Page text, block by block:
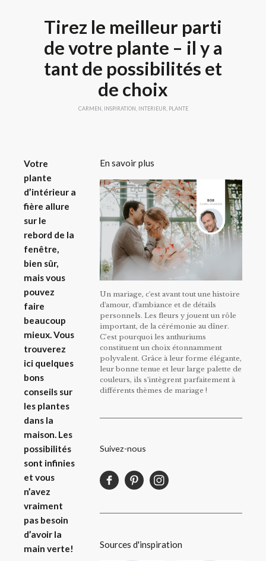
Tirez le meilleur parti
de votre plante – il y a
tant de possibilités et
de choix
CARMEN INSPIRATION INTERIEUR PLANTE
Votre
plante
d’intérieur a
fière allure
sur le
rebord de la
fenêtre,
bien sûr,
mais vous
pouvez
faire
beaucoup
mieux. Vous
trouverez
ici quelques
bons
conseils sur
les plantes
dans la
maison. Les
possibilités
sont infinies
et vous
n’avez
vraiment
pas besoin
d’avoir la
main verte!
En savoir plus
Un mariage, c'est avant tout une histoire
d'amour, d'ambiance et de détails
personnels. Les fleurs y jouent un rôle
important, de la cérémonie au dîner.
C’est pourquoi les anthuriums
constituent un choix étonnamment
polyvalent. Grâce à leur forme élégante,
leur bonne tenue et leur large palette de
couleurs, ils s'intègrent parfaitement à
différents thèmes de mariage !
Suivez-nous
Sources d'inspiration